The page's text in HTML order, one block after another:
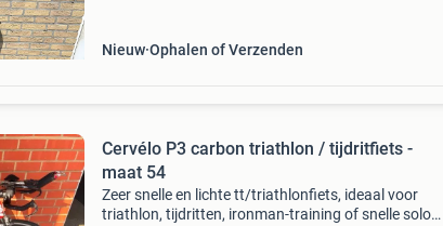
Nieuw Ophalen of Verzenden
Cervélo P3 carbon triathlon / tijdritfiets -
maat 54
Zeer snelle en lichte tt/triathlonfiets, ideaal voor
triathlon, tijdritten, ironman-training of snelle solo